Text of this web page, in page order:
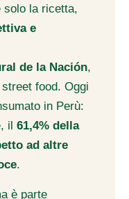
solo la ricetta,
e
de la Nación,
food. Oggi
in Perù:
il 61,4% della
ad altre
.
è parte